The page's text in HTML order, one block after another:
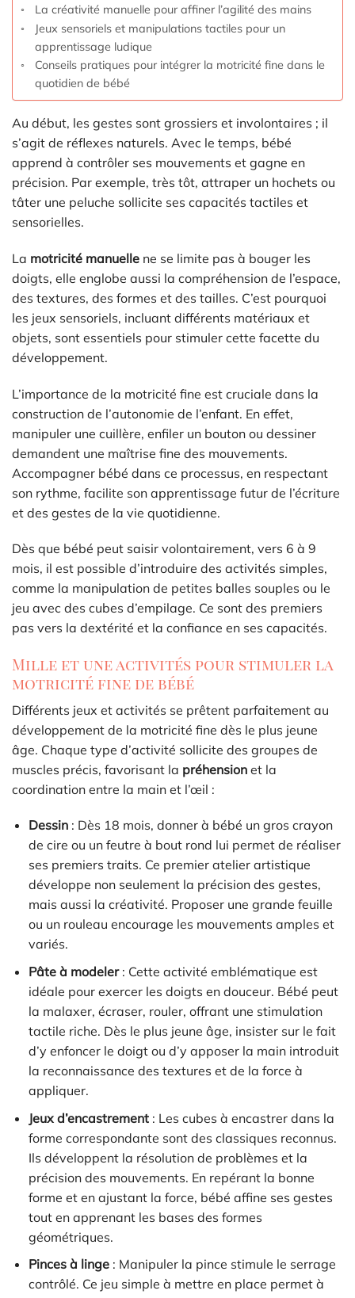
La créativité manuelle pour affiner l’agilité des mains
Jeux sensoriels et manipulations tactiles pour un
apprentissage ludique
Conseils pratiques pour intégrer la motricité fine dans le
quotidien de bébé
Au début, les gestes sont grossiers et involontaires ; il
s’agit de réflexes naturels. Avec le temps, bébé
apprend à contrôler ses mouvements et gagne en
précision. Par exemple, très tôt, attraper un hochets ou
tâter une peluche sollicite ses capacités tactiles et
sensorielles.
La motricité manuelle ne se limite pas à bouger les
doigts, elle englobe aussi la compréhension de l’espace,
des textures, des formes et des tailles. C’est pourquoi
les jeux sensoriels, incluant différents matériaux et
objets, sont essentiels pour stimuler cette facette du
développement.
L’importance de la motricité fine est cruciale dans la
construction de l’autonomie de l’enfant. En effet,
manipuler une cuillère, enfiler un bouton ou dessiner
demandent une maîtrise fine des mouvements.
Accompagner bébé dans ce processus, en respectant
son rythme, facilite son apprentissage futur de l’écriture
et des gestes de la vie quotidienne.
Dès que bébé peut saisir volontairement, vers 6 à 9
mois, il est possible d’introduire des activités simples,
comme la manipulation de petites balles souples ou le
jeu avec des cubes d’empilage. Ce sont des premiers
pas vers la dextérité et la confiance en ses capacités.
Mille et une activités pour stimuler la
motricité fine de bébé
Différents jeux et activités se prêtent parfaitement au
développement de la motricité fine dès le plus jeune
âge. Chaque type d’activité sollicite des groupes de
muscles précis, favorisant la préhension et la
coordination entre la main et l’œil :
Dessin: Dès 18 mois, donner à bébé un gros crayon
de cire ou un feutre à bout rond lui permet de réaliser
ses premiers traits. Ce premier atelier artistique
développe non seulement la précision des gestes,
mais aussi la créativité. Proposer une grande feuille
ou un rouleau encourage les mouvements amples et
variés.
Pâte à modeler: Cette activité emblématique est
idéale pour exercer les doigts en douceur. Bébé peut
la malaxer, écraser, rouler, offrant une stimulation
tactile riche. Dès le plus jeune âge, insister sur le fait
d’y enfoncer le doigt ou d’y apposer la main introduit
la reconnaissance des textures et de la force à
appliquer.
Jeux d’encastrement: Les cubes à encastrer dans la
forme correspondante sont des classiques reconnus.
Ils développent la résolution de problèmes et la
précision des mouvements. En repérant la bonne
forme et en ajustant la force, bébé affine ses gestes
tout en apprenant les bases des formes
géométriques.
Pinces à linge: Manipuler la pince stimule le serrage
contrôlé. Ce jeu simple à mettre en place permet à